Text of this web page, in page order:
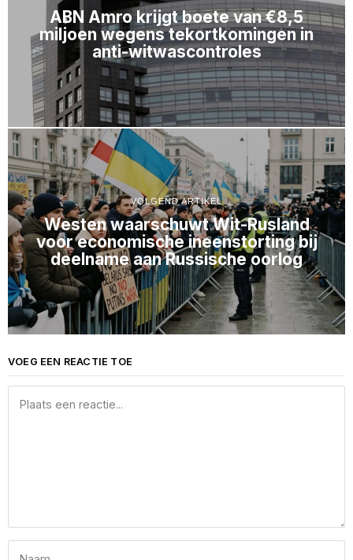
ABN Amro krijgt boete van €8,5
miljoen wegens tekortkomingen in
anti-witwascontroles
VOLGEND ARTIKEL
Westen waarschuwt Wit-Rusland
voor economische ineenstorting bij
deelname aan Russische oorlog
VOEG EEN REACTIE TOE